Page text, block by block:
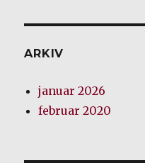
ARKIV
januar 2026
februar 2020